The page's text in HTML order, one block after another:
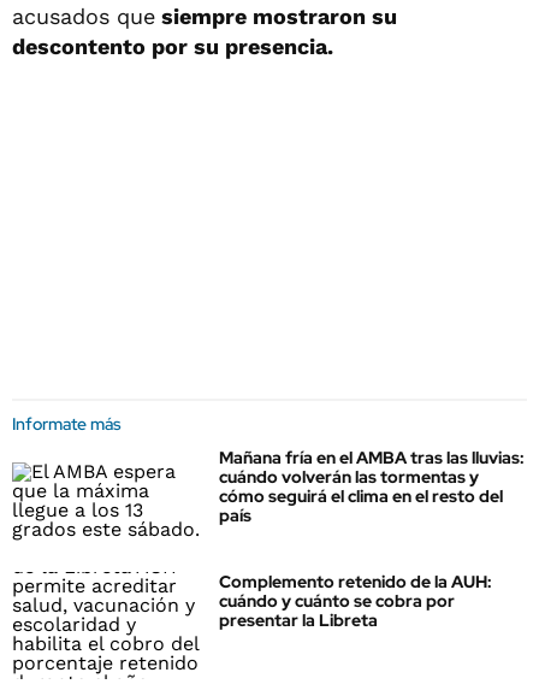
acusados que siempre mostraron su
descontento por su presencia.
Informate más
Mañana fría en el AMBA tras las lluvias:
cuándo volverán las tormentas y
cómo seguirá el clima en el resto del
país
Complemento retenido de la AUH:
cuándo y cuánto se cobra por
presentar la Libreta